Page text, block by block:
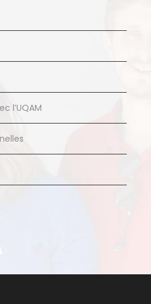
l’UQAM